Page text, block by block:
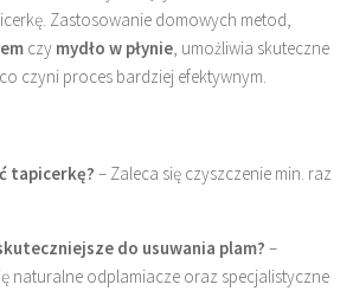
Zastosowanie domowych metod,
czy mydło w płynie , umożliwia skuteczne
czyni proces bardziej efektywnym.
tapicerkę? – Zaleca się czyszczenie min. raz
do usuwania plam? –
naturalne odplamiacze oraz specjalistyczne